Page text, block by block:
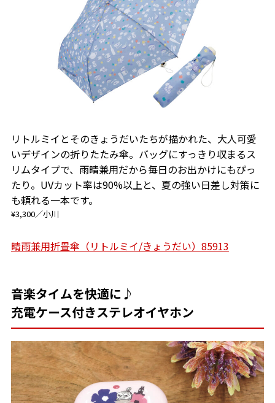
リトルミイとそのきょうだいたちが描かれた、大人可愛
いデザインの折りたたみ傘。バッグにすっきり収まるス
リムタイプで、雨晴兼用だから毎日のお出かけにもぴっ
たり。UVカット率は90%以上と、夏の強い日差し対策に
も頼れる一本です。
¥3,300／小川
晴雨兼用折畳傘（リトルミイ/きょうだい）85913
音楽タイムを快適に♪
充電ケース付きステレオイヤホン